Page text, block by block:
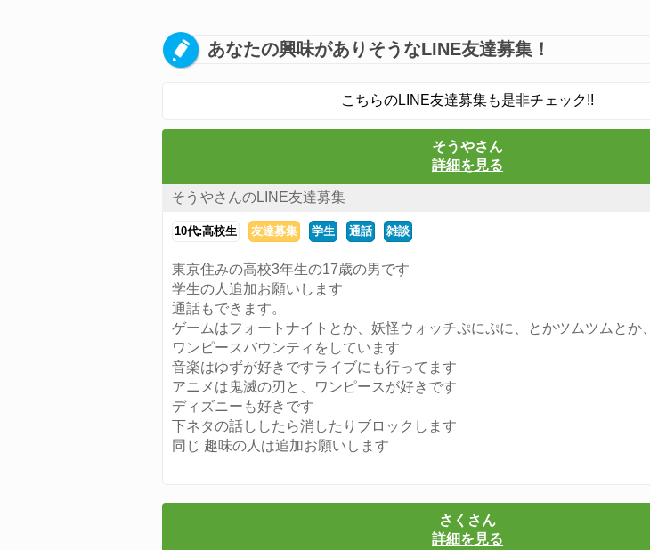
あなたの興味がありそうなLINE友達募集！
こちらのLINE友達募集も是非チェック!!
そうやさん
詳細を見る
そうやさんのLINE友達募集
10代:高校生 友達募集 学生 通話 雑談
東京住みの高校3年生の17歳の男です
学生の人追加お願いします
通話もできます。
ゲームはフォートナイトとか、妖怪ウォッチぷにぷに、とかツムツムとか、
ワンピースバウンティをしています
音楽はゆずが好きですライブにも行ってます
アニメは鬼滅の刃と、ワンピースが好きです
ディズニーも好きです
下ネタの話ししたら消したりブロックします
同じ 趣味の人は追加お願いします
さくさん
詳細を見る